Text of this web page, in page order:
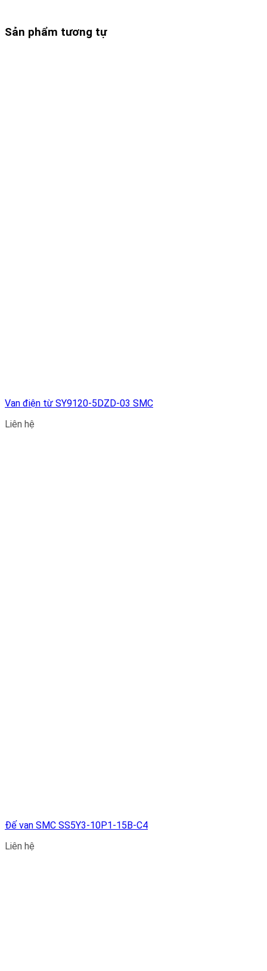
Sản phẩm tương tự
Van điện từ SY9120-5DZD-03 SMC
Liên hệ
Đế van SMC SS5Y3-10P1-15B-C4
Liên hệ